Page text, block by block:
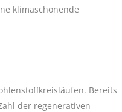
klimaschonende
Bereits
der regenerativen